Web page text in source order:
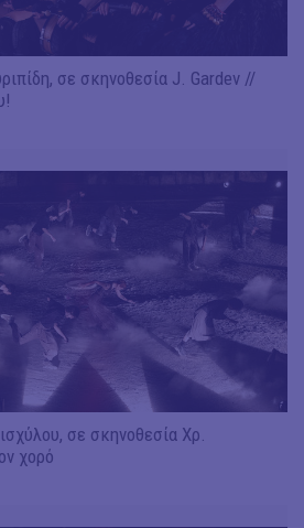
σε σκηνοθεσία J. Gardev //
σε σκηνοθεσία Χρ.
χορό